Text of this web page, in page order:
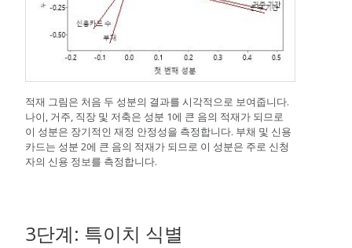
적재 그림은 처음 두 성분의 결과를 시각적으로 보여줍니다.
나이, 거주, 직장 및 저축은 성분 1에 큰 음의 적재가 되므로
이 성분은 장기적인 재정 안정성을 측정합니다. 부채 및 신용
카드는 성분 2에 큰 음의 적재가 되므로 이 성분은 주로 신청
자의 신용 정보를 측정합니다.
3단계: 특이치 식별